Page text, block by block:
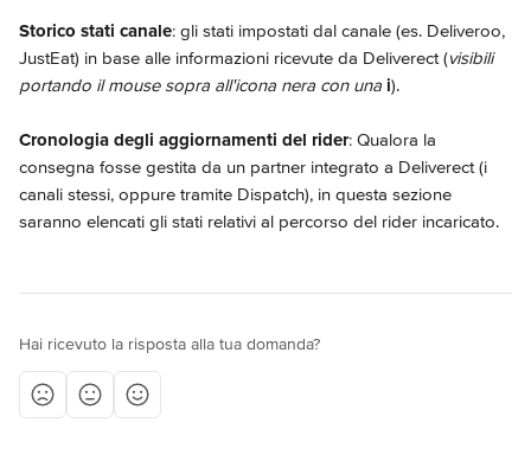
Storico stati canale: gli stati impostati dal canale (es. Deliveroo,
JustEat) in base alle informazioni ricevute da Deliverect (visibili
portando il mouse sopra all'icona nera con una i).
Cronologia degli aggiornamenti del rider: Qualora la
consegna fosse gestita da un partner integrato a Deliverect (i
canali stessi, oppure tramite Dispatch), in questa sezione
saranno elencati gli stati relativi al percorso del rider incaricato.
Hai ricevuto la risposta alla tua domanda?